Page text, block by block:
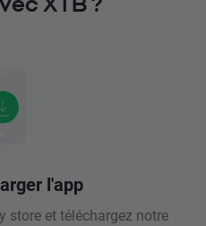
l'app
store et téléchargez notre